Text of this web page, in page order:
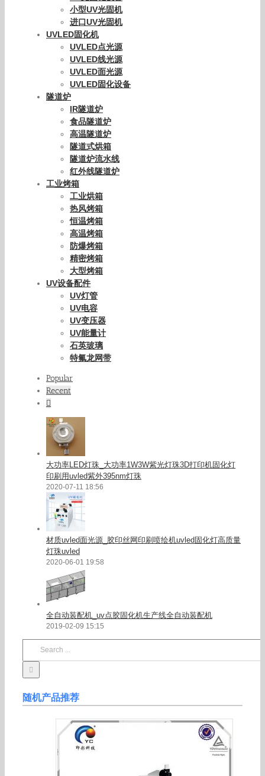
小型UV光固机
进口UV光固机
UVLED固化机
UVLED点光源
UVLED线光源
UVLED面光源
UVLED固化设备
隧道炉
IR隧道炉
食品隧道炉
高温隧道炉
隧道式烘箱
隧道炉流水线
红外线隧道炉
工业烤箱
工业烘箱
热风烤箱
恒温烤箱
高温烤箱
防爆烤箱
精密烤箱
大型烤箱
UV设备配件
UV灯管
UV电容
UV变压器
UV能量计
石英玻璃
特氟龙网带
Popular
Recent
大功率LED灯珠_大功率1W3W紫光灯珠3D打印机固化灯
印刷用uvled紫外395nm灯珠
2020-07-11 18:56
材质uvled面光源_胶印丝网印刷喷绘机uvled固化灯高质量
灯珠uvled
2020-06-01 19:58
全自动装配机_uv点胶固化机生产线全自动装配机
2019-02-09 15:15
随机产品推荐